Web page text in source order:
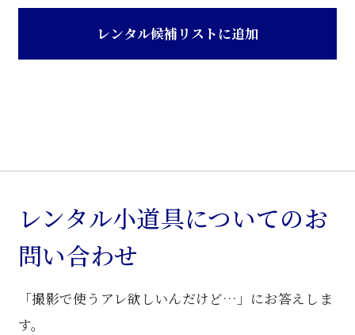
ス
レンタル候補リストに追加
レンタル小道具についてのお
問い合わせ
「撮影で使うアレ欲しいんだけど…」にお答えしま
す。